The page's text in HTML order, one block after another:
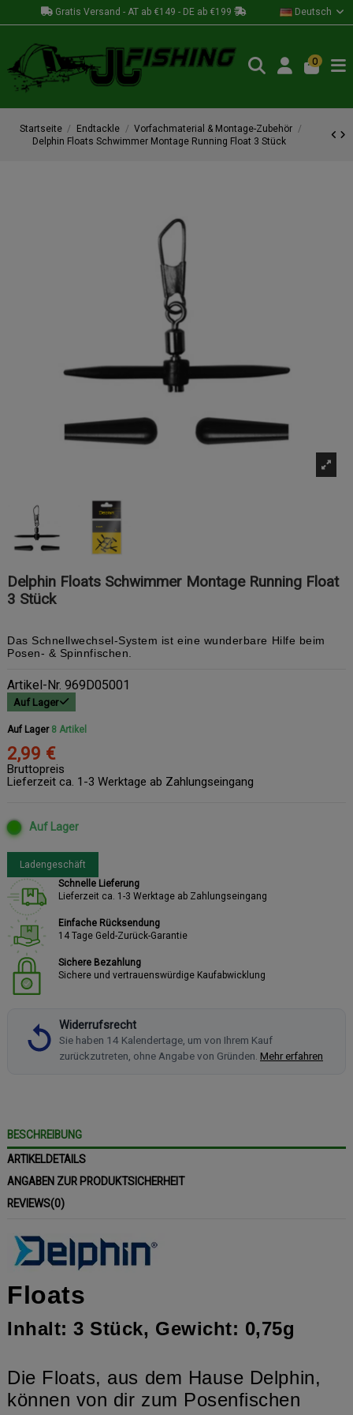
Gratis Versand - AT ab €149 - DE ab €199 Deutsch
0
Startseite Endtackle
Vorfachmaterial & Montage-Zubehör
Delphin Floats Schwimmer Montage Running Float 3 Stück
Delphin Floats Schwimmer Montage Running Float
3 Stück
Das Schnellwechsel-System ist eine wunderbare Hilfe beim
Posen- & Spinnfischen.
Artikel-Nr. 969D05001
Auf Lager
Auf Lager 8 Artikel
2,99 €
Bruttopreis
Lieferzeit ca. 1-3 Werktage ab Zahlungseingang
Auf Lager
Ladengeschäft
Schnelle Lieferung
Lieferzeit ca. 1-3 Werktage ab Zahlungseingang
Einfache Rücksendung
14 Tage Geld-Zurück-Garantie
Sichere Bezahlung
Sichere und vertrauenswürdige Kaufabwicklung
Widerrufsrecht
Sie haben 14 Kalendertage, um von Ihrem Kauf
zurückzutreten, ohne Angabe von Gründen. Mehr erfahren
BESCHREIBUNG
ARTIKELDETAILS
ANGABEN ZUR PRODUKTSICHERHEIT
REVIEWS(0)
Floats
Inhalt: 3 Stück, Gewicht: 0,75g
Die Floats, aus dem Hause Delphin,
können von dir zum Posenfischen